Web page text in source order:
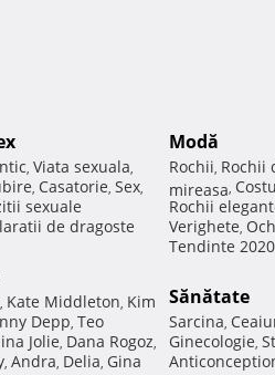
, Viata sexuala,
, Casatorie, Sex,
sexuale
de dragoste
, Kate Middleton, Kim
Depp, Teo
Jolie, Dana Rogoz,
, Andra, Delia, Gina
Modă
Rochii, Rochii
mireasa,
Rochii
Verighete,
Tendinte 2020
Sănătate
Sarcina,
Ginecologie,